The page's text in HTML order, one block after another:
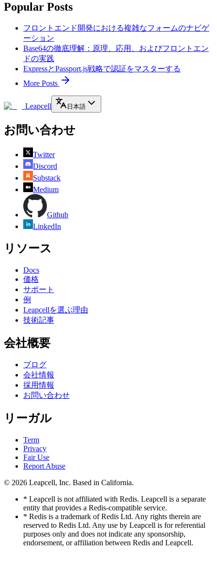
Popular Posts
フロントエンド開発における複雑なフォームのナビゲ
ーション
Base64の徹底理解：原理、応用、およびフロントエン
ドの実践
ExpressとPassport.js戦略で認証をマスターする
More Posts
Leapcell 日本語
お問い合わせ
Twitter
Discord
Substack
Medium
Github
LinkedIn
リソース
Docs
価格
サポート
例
Leapcellを選ぶ理由
技術記事
会社概要
ブログ
会社情報
採用情報
お問い合わせ
リーガル
Term
Privacy
Fair Use
Report Abuse
© 2026 Leapcell, Inc. Based in California.
* Leapcell is not affiliated with Redis. Leapcell is a separate
entity that provides a Redis-compatible service.
* Redis is a trademark of Redis Ltd. Any rights therein are
reserved to Redis Ltd. Any use by Leapcell is for referential
purposes only and does not indicate any sponsorship,
endorsement, or affiliation between Redis and Leapcell.